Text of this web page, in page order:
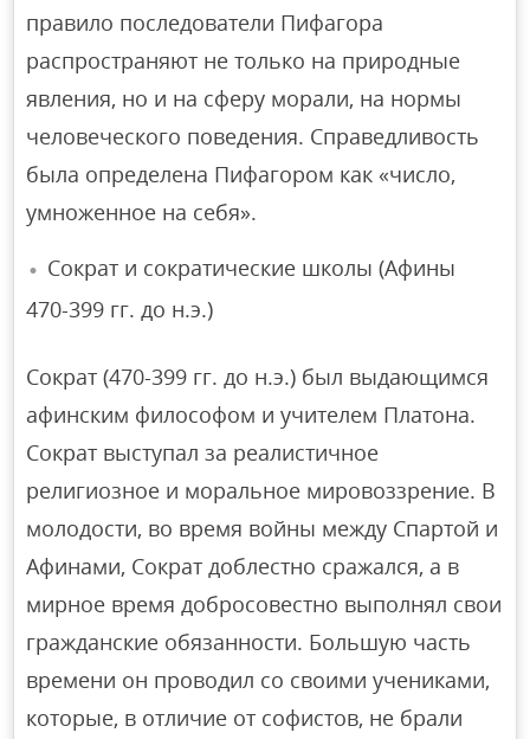
правило последователи Пифагора
распространяют не только на природные
явления, но и на сферу морали, на нормы
человеческого поведения. Справедливость
была определена Пифагором как «число,
умноженное на себя».
Сократ и сократические школы (Афины
470-399 гг. до н.э.)
Сократ (470-399 гг. до н.э.) был выдающимся
афинским философом и учителем Платона.
Сократ выступал за реалистичное
религиозное и моральное мировоззрение. В
молодости, во время войны между Спартой и
Афинами, Сократ доблестно сражался, а в
мирное время добросовестно выполнял свои
гражданские обязанности. Большую часть
времени он проводил со своими учениками,
которые, в отличие от софистов, не брали